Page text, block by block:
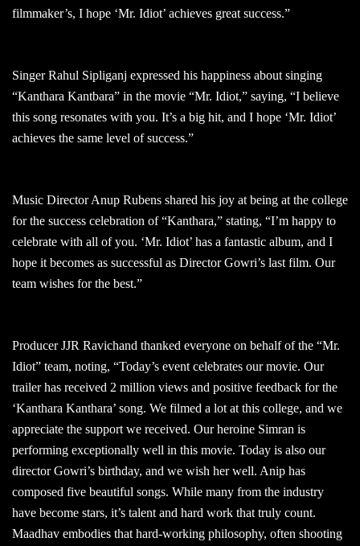
filmmaker’s, I hope ‘Mr. Idiot’ achieves great success.”
Singer Rahul Sipliganj expressed his happiness about singing
“Kanthara Kantbara” in the movie “Mr. Idiot,” saying, “I believe
this song resonates with you. It’s a big hit, and I hope ‘Mr. Idiot’
achieves the same level of success.”
Music Director Anup Rubens shared his joy at being at the college
for the success celebration of “Kanthara,” stating, “I’m happy to
celebrate with all of you. ‘Mr. Idiot’ has a fantastic album, and I
hope it becomes as successful as Director Gowri’s last film. Our
team wishes for the best.”
Producer JJR Ravichand thanked everyone on behalf of the “Mr.
Idiot” team, noting, “Today’s event celebrates our movie. Our
trailer has received 2 million views and positive feedback for the
‘Kanthara Kanthara’ song. We filmed a lot at this college, and we
appreciate the support we received. Our heroine Simran is
performing exceptionally well in this movie. Today is also our
director Gowri’s birthday, and we wish her well. Anip has
composed five beautiful songs. While many from the industry
have become stars, it’s talent and hard work that truly count.
Maadhav embodies that hard-working philosophy, often shooting